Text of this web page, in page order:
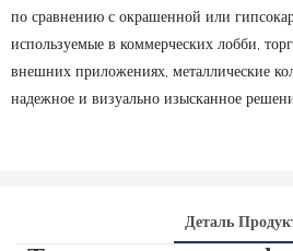
по сравнению с окрашенной или
используемые в коммерческих лобби,
внешних приложениях, металлические
надежное и визуально изысканное
Деталь